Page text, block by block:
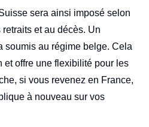
sera ainsi imposé selon
et au décès. Un
soumis au régime belge. Cela
et offre une flexibilité pour les
si vous revenez en France,
à nouveau sur vos